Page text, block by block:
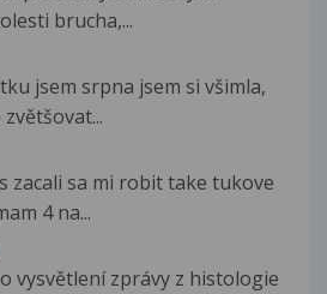
brucha,...
jsem srpna jsem si všimla,
zacali sa mi robit take tukove
4 na...
vysvětlení zprávy z histologie